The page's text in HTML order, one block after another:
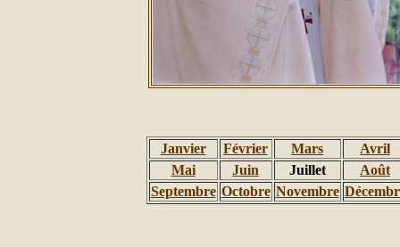
Janvier Février Mars
Avril
Mai
Juin Juillet
Août
Septembre Octobre Novembre